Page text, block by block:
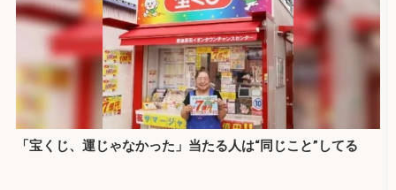
「宝くじ、運じゃなかった」当たる人は“同じこと”してる